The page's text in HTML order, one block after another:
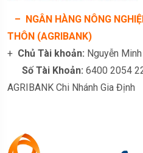
– NGÂN HÀNG NÔNG
THÔN (AGRIBANK)
+ Chủ Tài khoản: Nguyễn
Số Tài Khoản: 6400 2054
AGRIBANK Chi Nhánh Gia Định